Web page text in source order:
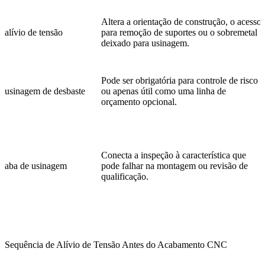
alívio de tensão
Altera a orientação de construção, o acesso
para remoção de suportes ou o sobremetal
deixado para usinagem.
usinagem de desbaste
Pode ser obrigatória para controle de risco
ou apenas útil como uma linha de
orçamento opcional.
aba de usinagem
Conecta a inspeção à característica que
pode falhar na montagem ou revisão de
qualificação.
Sequência de Alívio de Tensão Antes do Acabamento CNC